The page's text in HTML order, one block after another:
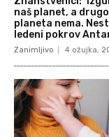
naš planet, a
planeta nema.
ledeni pokrov
Zanimljivo 4 ožujka,